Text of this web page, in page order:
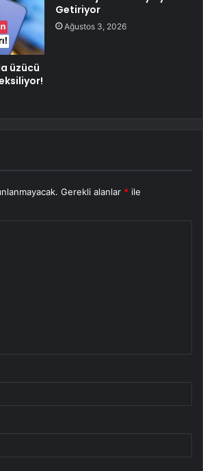
üzücü
Getiriyor
Ağustos 3, 2026
Gerekli alanlar * ile